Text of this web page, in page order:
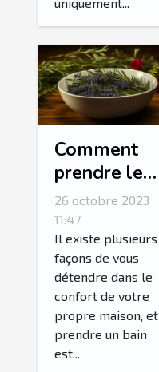
Comment
prendre le
bain le plus
relaxant de
votre vie ?
26 octobre 2023
11:47
Il existe plusieurs
façons de vous
détendre dans le
confort de votre
propre maison, et
prendre un bain
est...